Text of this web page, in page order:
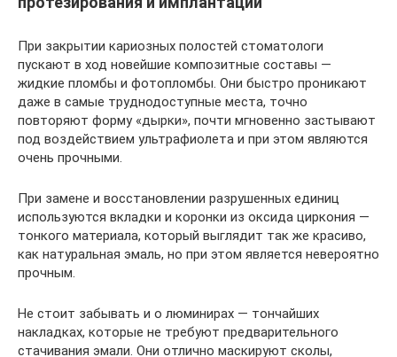
При закрытии кариозных полостей стоматологи
пускают в ход новейшие композитные составы —
жидкие пломбы и фотопломбы. Они быстро проникают
даже в самые труднодоступные места, точно
повторяют форму «дырки», почти мгновенно застывают
под воздействием ультрафиолета и при этом являются
очень прочными.
При замене и восстановлении разрушенных единиц
используются вкладки и коронки из оксида циркония —
тонкого материала, который выглядит так же красиво,
как натуральная эмаль, но при этом является невероятно
прочным.
Не стоит забывать и о люминирах — тончайших
накладках, которые не требуют предварительного
стачивания эмали. Они отлично маскируют сколы,